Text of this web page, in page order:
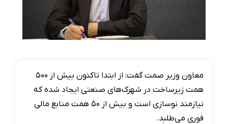
معاون وزیر صمت گفت: از ابتدا تاکنون بیش از ۵۰۰
همت زیرساخت در شهرک‌های صنعتی ایجاد شده که
نیازمند نوسازی است و بیش از ۵۰ همت منابع مالی
فوری می‌طلبد.